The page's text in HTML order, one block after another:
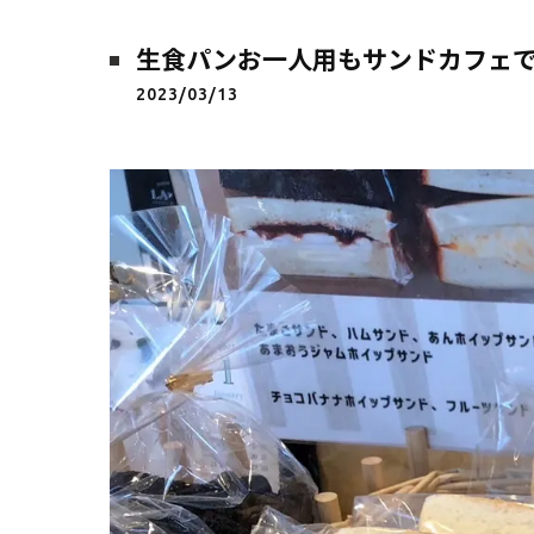
生食パンお一人用もサンドカフェ
2023/03/13